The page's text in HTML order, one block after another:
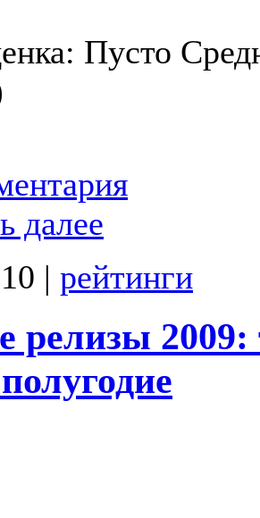
Пусто
далее
| рейтинги
релизы 2009: